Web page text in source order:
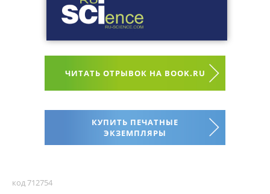
ЧИТАТЬ ОТРЫВОК НА BOOK.RU
КУПИТЬ ПЕЧАТНЫЕ
ЭКЗЕМПЛЯРЫ
код 712754